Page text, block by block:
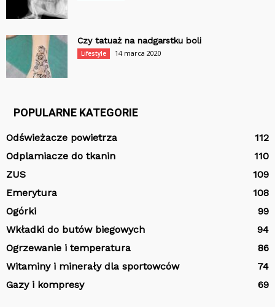
Czy tatuaż na nadgarstku boli
Lifestyle 14 marca 2020
POPULARNE KATEGORIE
Odświeżacze powietrza
112
Odplamiacze do tkanin
110
ZUS
109
Emerytura
108
Ogórki
99
Wkładki do butów biegowych
94
Ogrzewanie i temperatura
86
Witaminy i minerały dla sportowców
74
Gazy i kompresy
69